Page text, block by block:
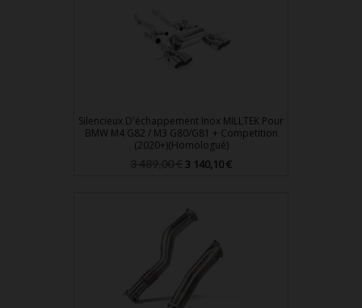
Silencieux D'échappement Inox MILLTEK Pour
BMW M4 G82 / M3 G80/G81 + Competition
(2020+)(Homologué)
Prix
3 140,10 €